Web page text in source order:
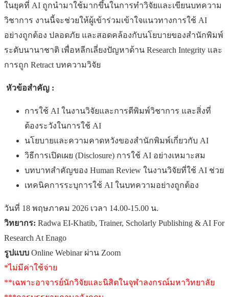
ในยุคที่ AI ถูกนำมาใช้มากขึ้นในการทำวิจัยและเขียนบทความ
วิชาการ งานนี้จะช่วยให้ผู้เข้าร่วมเข้าใจแนวทางการใช้ AI
อย่างถูกต้อง ปลอดภัย และสอดคล้องกับนโยบายของสำนักพิมพ์
ระดับนานาชาติ เพื่อหลีกเลี่ยงปัญหาด้าน Research Integrity และ
การถูก Retract บทความวิจัย
หัวข้อสำคัญ :
การใช้ AI ในงานวิจัยและการตีพิมพ์วิชาการ และสิ่งที่
ต้องระวังในการใช้ AI
นโยบายและความคาดหวังของสำนักพิมพ์เกี่ยวกับ AI
วิธีการเปิดเผย (Disclosure) การใช้ AI อย่างเหมาะสม
บทบาทสำคัญของ Human Review ในงานวิจัยที่ใช้ AI ช่วย
เทคนิคการระบุการใช้ AI ในบทความอย่างถูกต้อง
วันที่ 18 พฤษภาคม 2026 เวลา 14.00-15.00 น.
วิทยากร: Radwa EI-Khatib, Trainer, Scholarly Publishing & AI For
Research At Enago
รูปแบบ Online Webinar ผ่าน Zoom
*ไม่มีค่าใช้จ่าย
**เฉพาะอาจารย์นักวิจัยและนิสิตในจุฬาลงกรณ์มหาวิทยาลัย